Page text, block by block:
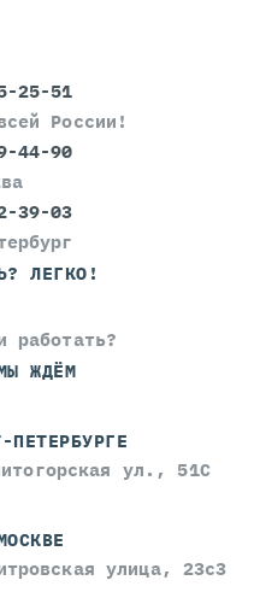
25-51
России!
44-90
39-03
ЛЕГКО!
работать?
ЖДЁМ
ул., 51С
улица, 23с3